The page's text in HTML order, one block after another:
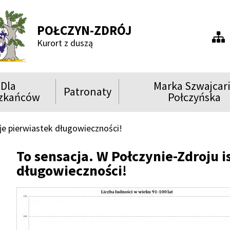
POŁCZYN-ZDRÓJ
Kurort z duszą
Menu
Dla
Rozwiń
menu
Patronaty
menu
Marka
Połczyńska
pierwiastek długowieczności!
To sensacja. W Połczynie-
długowieczności!